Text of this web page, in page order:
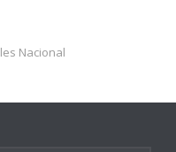
Nacional